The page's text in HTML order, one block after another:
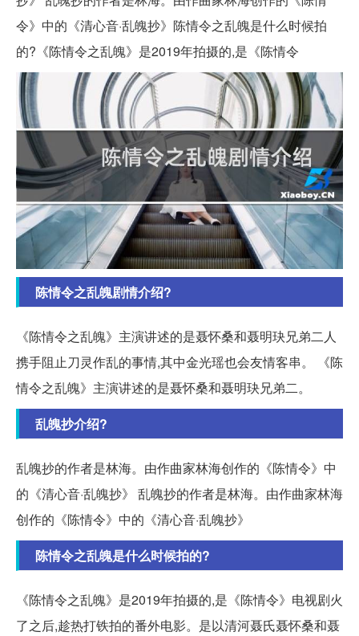
令》中的《清心音·乱魄抄》陈情令之乱魄是什么时候拍
的?《陈情令之乱魄》是2019年拍摄的,是《陈情令
陈情令之乱魄剧情介绍?
《陈情令之乱魄》主演讲述的是聂怀桑和聂明玦兄弟二人
携手阻止刀灵作乱的事情,其中金光瑶也会友情客串。 《陈
情令之乱魄》主演讲述的是聂怀桑和聂明玦兄弟二。
乱魄抄介绍?
乱魄抄的作者是林海。由作曲家林海创作的《陈情令》中
的《清心音·乱魄抄》 乱魄抄的作者是林海。由作曲家林海
创作的《陈情令》中的《清心音·乱魄抄》
陈情令之乱魄是什么时候拍的?
《陈情令之乱魄》是2019年拍摄的,是《陈情令》电视剧火
了之后,趁热打铁拍的番外电影。是以清河聂氏聂怀桑和聂